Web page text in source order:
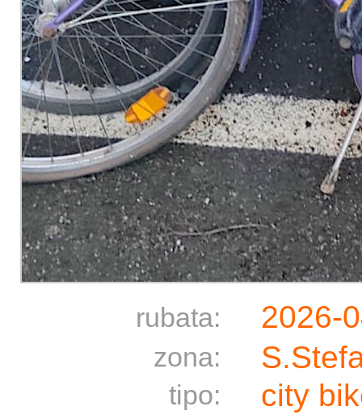
rubata: 2026-
zona:
tipo: city